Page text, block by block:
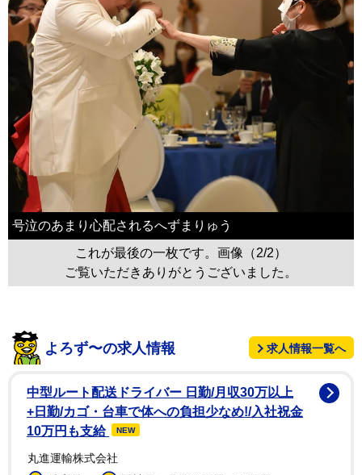
号泣のあまり心配されるへずまりゅう
これが最後の一枚です。画像（2/2）
ご覧いただきありがとうございました。
よろず〜の求人情報 求人情報一覧へ
中型ルート配送ドライバー 日勤/月収30万以上
+日勤/カゴ・台車で体への負担少なめ!/入社祝金
10万円も支給
NEW
丸進運輸株式会社